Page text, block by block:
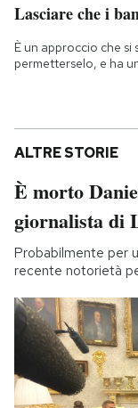
Lasciare che i
È un approccio che
permetterselo, e ha
ALTRE STORIE
È morto
giornalista di
Probabilmente per
recente notorietà